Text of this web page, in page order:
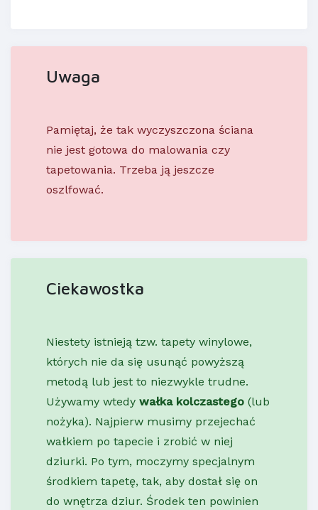
Uwaga
Pamiętaj, że tak wyczyszczona ściana
nie jest gotowa do malowania czy
tapetowania. Trzeba ją jeszcze
oszlfować.
Ciekawostka
Niestety istnieją tzw. tapety winylowe,
których nie da się usunąć powyższą
metodą lub jest to niezwykle trudne.
Używamy wtedy wałka kolczastego (lub
nożyka). Najpierw musimy przejechać
wałkiem po tapecie i zrobić w niej
dziurki. Po tym, moczymy specjalnym
środkiem tapetę, tak, aby dostał się on
do wnętrza dziur. Środek ten powinien